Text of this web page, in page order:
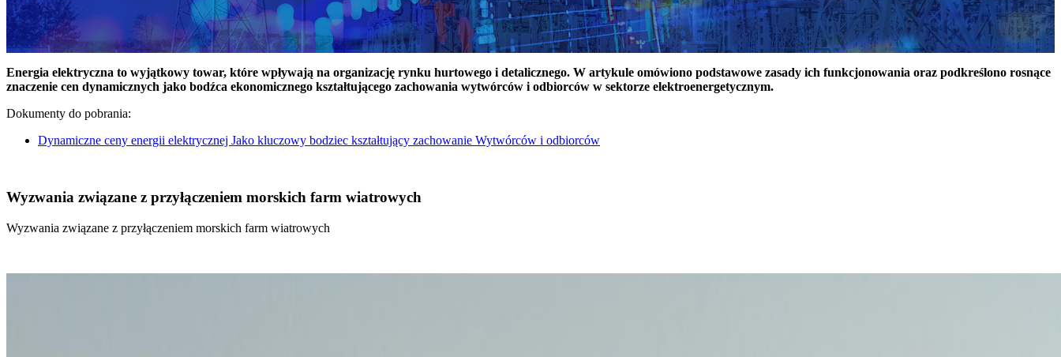
Energia elektryczna to wyjątkowy towar, które wpływają na organizację rynku hurtowego i detalicznego. W artykule omówiono podstawowe zasady ich funkcjonowania oraz podkreślono rosnące
znaczenie cen dynamicznych jako bodźca ekonomicznego kształtującego zachowania wytwórców i odbiorców w sektorze elektroenergetycznym.
Dokumenty do pobrania:
Dynamiczne ceny energii elektrycznej Jako kluczowy bodziec kształtujący zachowanie Wytwórców i odbiorców
Wyzwania związane z przyłączeniem morskich farm wiatrowych
Wyzwania związane z przyłączeniem morskich farm wiatrowych